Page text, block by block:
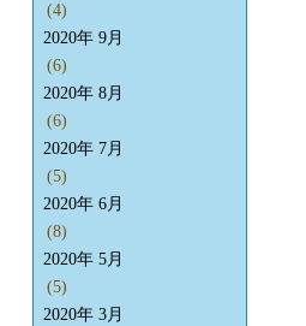
(4)
2020年 9月
(6)
2020年 8月
(6)
2020年 7月
(5)
2020年 6月
(8)
2020年 5月
(5)
2020年 3月